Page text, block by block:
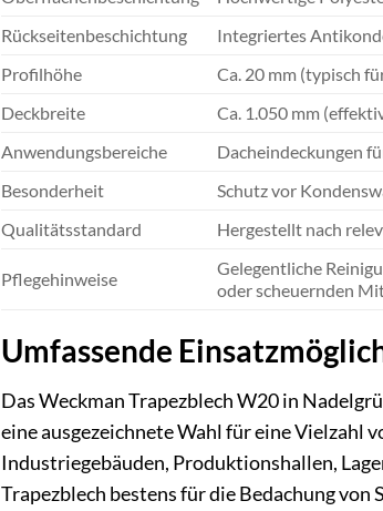
Rückseitenbeschichtung
Integriertes
Profilhöhe
Ca. 20 mm (typisch
Deckbreite
Ca. 1.050 mm
Anwendungsbereiche
Dacheindeckungen
Besonderheit
Schutz vor
Qualitätsstandard
Hergestellt nach
Pflegehinweise
Gelegentliche
oder scheuernden
Umfassende
Das Weckman Trapezblech W20 in
eine ausgezeichnete Wahl für eine Vielzahl
Industriegebäuden, Produktionshallen,
Trapezblech bestens für die Bedachung